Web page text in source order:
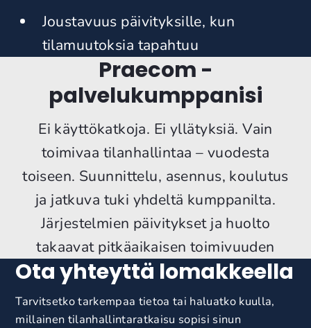
Joustavuus päivityksille, kun
tilamuutoksia tapahtuu
Praecom -
palvelukumppanisi
Ei käyttökatkoja. Ei yllätyksiä. Vain
toimivaa tilanhallintaa – vuodesta
toiseen. Suunnittelu, asennus, koulutus
ja jatkuva tuki yhdeltä kumppanilta.
Järjestelmien päivitykset ja huolto
takaavat pitkäaikaisen toimivuuden
Ota yhteyttä lomakkeella
Tarvitsetko tarkempaa tietoa tai haluatko kuulla,
millainen tilanhallintaratkaisu sopisi sinun